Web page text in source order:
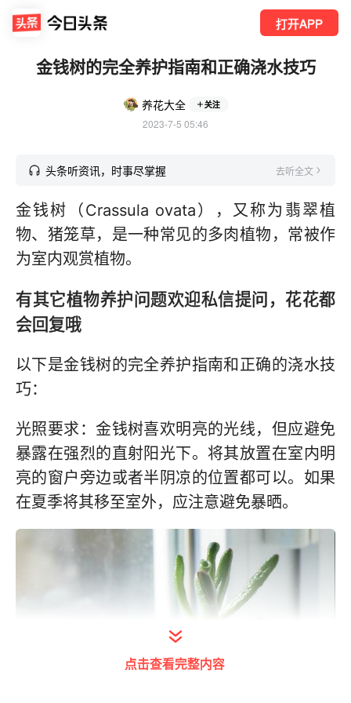
打开APP
金钱树的完全养护指南和正确浇水技巧
养花大全 关注
2023-7-5 05:46
头条听资讯，时事尽掌握 去听全文
金钱树（Crassula ovata），又称为翡翠植
物、猪笼草，是一种常见的多肉植物，常被作
为室内观赏植物。
有其它植物养护问题欢迎私信提问，花花都
会回复哦
以下是金钱树的完全养护指南和正确的浇水技
巧：
光照要求：金钱树喜欢明亮的光线，但应避免
暴露在强烈的直射阳光下。将其放置在室内明
亮的窗户旁边或者半阴凉的位置都可以。如果
在夏季将其移至室外，应注意避免暴晒。
点击查看完整内容